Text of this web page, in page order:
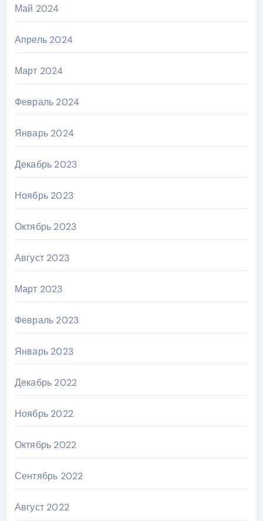
Май 2024
Апрель 2024
Март 2024
Февраль 2024
Январь 2024
Декабрь 2023
Ноябрь 2023
Октябрь 2023
Август 2023
Март 2023
Февраль 2023
Январь 2023
Декабрь 2022
Ноябрь 2022
Октябрь 2022
Сентябрь 2022
Август 2022